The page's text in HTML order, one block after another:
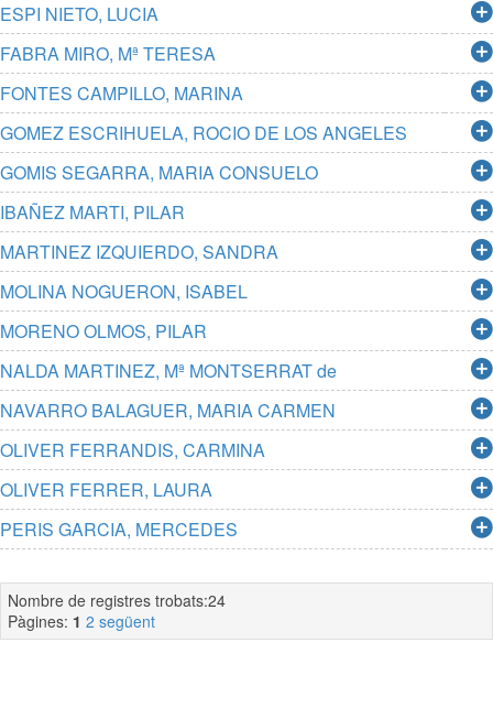
ESPI NIETO, LUCIA
FABRA MIRO, Mª TERESA
FONTES CAMPILLO, MARINA
GOMEZ ESCRIHUELA, ROCIO DE LOS ANGELES
GOMIS SEGARRA, MARIA CONSUELO
IBAÑEZ MARTI, PILAR
MARTINEZ IZQUIERDO, SANDRA
MOLINA NOGUERON, ISABEL
MORENO OLMOS, PILAR
NALDA MARTINEZ, Mª MONTSERRAT de
NAVARRO BALAGUER, MARIA CARMEN
OLIVER FERRANDIS, CARMINA
OLIVER FERRER, LAURA
PERIS GARCIA, MERCEDES
Nombre de registres trobats:24
Pàgines: 1 2 següent